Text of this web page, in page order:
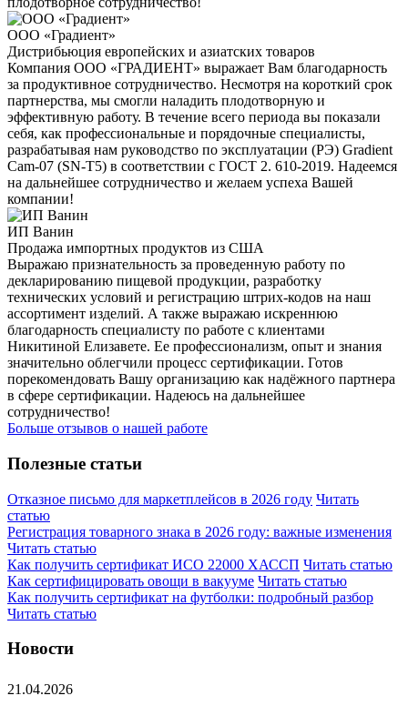
ООО «Градиент»
Дистрибьюция европейских и азиатских товаров
Компания ООО «ГРАДИЕНТ» выражает Вам благодарность
за продуктивное сотрудничество. Несмотря на короткий срок
партнерства, мы смогли наладить плодотворную и
эффективную работу. В течение всего периода вы показали
себя, как профессиональные и порядочные специалисты,
разрабатывая нам руководство по эксплуатации (РЭ) Gradient
Cam-07 (SN-T5) в соответствии с ГОСТ 2. 610-2019. Надеемся
на дальнейшее сотрудничество и желаем успеха Вашей
компании!
ИП Ванин
Продажа импортных продуктов из США
Выражаю признательность за проведенную работу по
декларированию пищевой продукции, разработку
технических условий и регистрацию штрих-кодов на наш
ассортимент изделий. А также выражаю искреннюю
благодарность специалисту по работе с клиентами
Никитиной Елизавете. Ее профессионализм, опыт и знания
значительно облегчили процесс сертификации. Готов
порекомендовать Вашу организацию как надёжного партнера
в сфере сертификации. Надеюсь на дальнейшее
сотрудничество!
Больше отзывов о нашей работе
Полезные статьи
Отказное письмо для маркетплейсов в 2026 году Читать
статью
Регистрация товарного знака в 2026 году: важные изменения
Читать статью
Как получить сертификат ИСО 22000 ХАССП Читать статью
Как сертифицировать овощи в вакууме Читать статью
Как получить сертификат на футболки: подробный разбор
Читать статью
Новости
21.04.2026